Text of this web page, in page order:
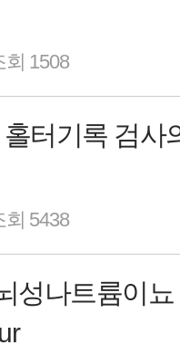
회 1508
터기록 검사
회 5438
성나트륨이뇨